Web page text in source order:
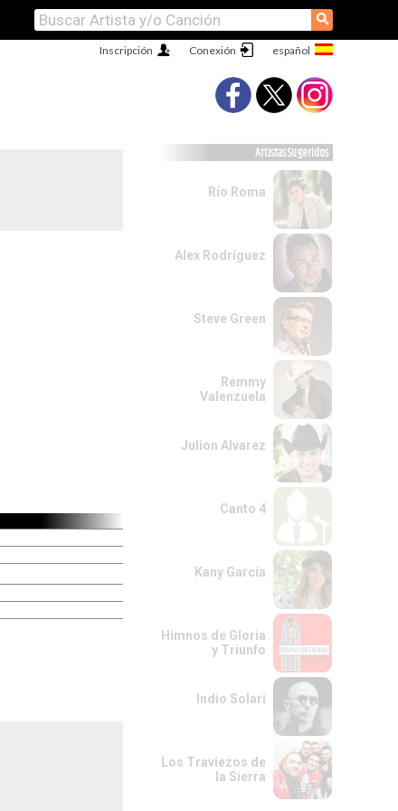
⚲
Conexión
Inscripción
Artistas Sugeridos
Río Roma
Alex Rodriguez
Steve Green
Remmy
Valenzuela
Julion Alvarez
Canto 4
Kany García
Himnos de Gloria
y Triunfo
Indio Solari
Los Traviezos de
la Sierra